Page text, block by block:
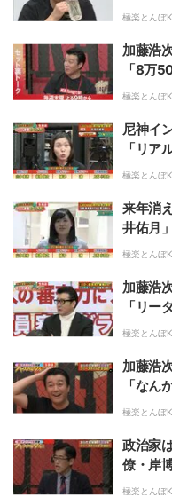
の生放
極楽とんぼ
加藤浩
「8万
極楽とんぼ
尼神イ
「リア
極楽とんぼ
来年消
井佑月
極楽とんぼ
加藤浩
「リー
す感じ
極楽とんぼ
加藤浩
「なん
極楽とんぼ
政治家
僚・岸
る」
極楽とんぼ